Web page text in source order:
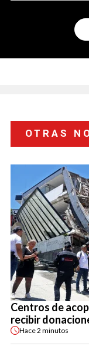
OTRAS
Centros de
recibir
Hace2 minutos